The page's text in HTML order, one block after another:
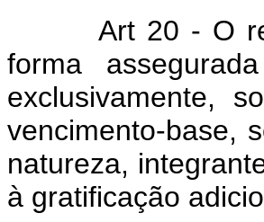
Art 20 - O
forma
exclusivamente,
vencimento-base,
natureza,
à gratificação